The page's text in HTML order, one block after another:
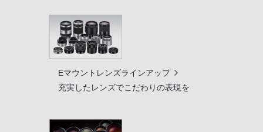
Eマウントレンズラインアップ
充実したレンズでこだわりの表現を